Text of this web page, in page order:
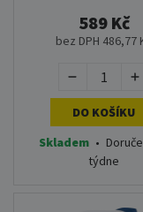
589 Kč
bez DPH 486,77
DO KOŠÍKU
Skladem •
týdne